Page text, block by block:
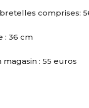
comprises:
: 36 cm
magasin : 55 euros